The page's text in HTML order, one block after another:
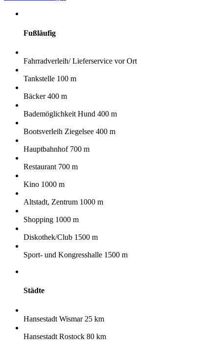
Fußläufig
Fahrradverleih/ Lieferservice vor Ort
Tankstelle 100 m
Bäcker 400 m
Bademöglichkeit Hund 400 m
Bootsverleih Ziegelsee 400 m
Hauptbahnhof 700 m
Restaurant 700 m
Kino 1000 m
Altstadt, Zentrum 1000 m
Shopping 1000 m
Diskothek/Club 1500 m
Sport- und Kongresshalle 1500 m
Städte
Hansestadt Wismar 25 km
Hansestadt Rostock 80 km